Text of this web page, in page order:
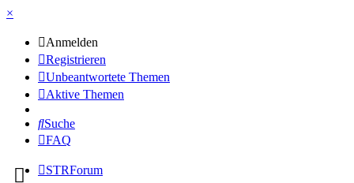
×
Anmelden
Registrieren
Unbeantwortete Themen
Aktive Themen
Suche
FAQ
STRForum